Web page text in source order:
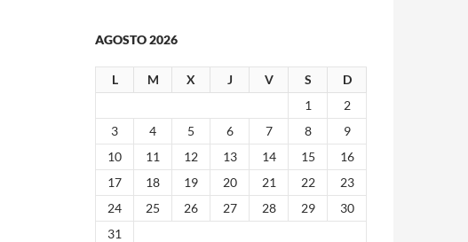
AGOSTO 2026
L M X J V S
D
1
2
3
4 5 6 7 8
9
10
11 12 13 14 15
16
17
18 19 20 21 22
23
24
25 26 27 28 29
30
31